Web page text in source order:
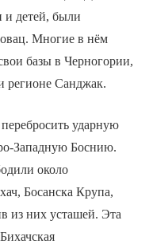
и детей, были
Многие в нём
базы в Черногории,
регионе Санджак.
ударную
Западную Боснию.
около
Босанска Крупа,
из них усташей. Эта